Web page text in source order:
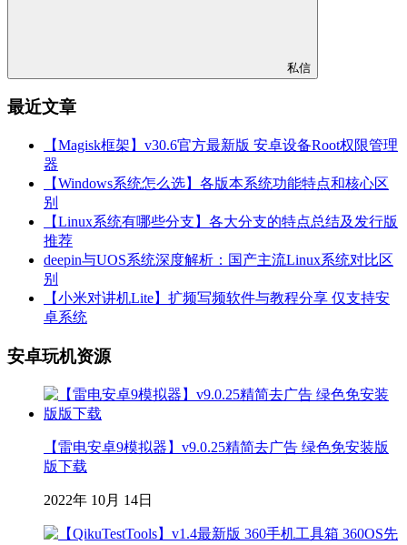
私信
最近文章
【Magisk框架】v30.6官方最新版 安卓设备Root权限管理
器
【Windows系统怎么选】各版本系统功能特点和核心区
别
【Linux系统有哪些分支】各大分支的特点总结及发行版
推荐
deepin与UOS系统深度解析：国产主流Linux系统对比区
别
【小米对讲机Lite】扩频写频软件与教程分享 仅支持安
卓系统
安卓玩机资源
【雷电安卓9模拟器】v9.0.25精简去广告 绿色免安装版
版下载
2022年 10月 14日